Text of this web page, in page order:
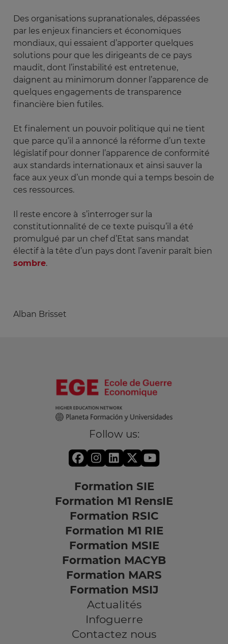
Des organisations supranationales, dépassées
par les enjeux financiers et économiques
mondiaux, qui essaient d’apporter quelques
solutions pour que les dirigeants de ce pays
maudit, dont l’instabilité est entretenue,
daignent au minimorum donner l’apparence de
quelques engagements de transparence
financière bien futiles.
Et finalement un pouvoir politique qui ne tient
que parce qu’il a annoncé la réforme d’un texte
législatif pour donner l’apparence de conformité
aux standards internationaux et ainsi sauver la
face aux yeux d’un monde qui a temps besoin de
ces ressources.
Il reste encore à s’interroger sur la
constitutionnalité de ce texte puisqu’il a été
promulgué par un chef d’Etat sans mandat
électif à la tête d’un pays dont l’avenir paraît bien
sombre.
Alban Brisset
Follow us:
Formation SIE
Formation M1 RensIE
Formation RSIC
Formation M1 RIE
Formation MSIE
Formation MACYB
Formation MARS
Formation MSIJ
Actualités
Infoguerre
Contactez nous